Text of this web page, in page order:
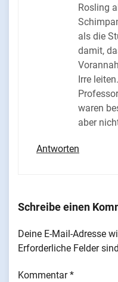
Rosling
als die
damit,
Irre
waren
aber
Antworten
Schreibe einen
Deine E-Mail-Adresse
Erforderliche Felder
Kommentar*